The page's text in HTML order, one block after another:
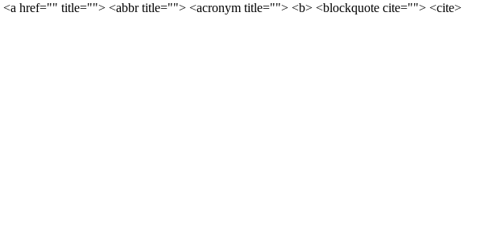
<a href="" title=""> <abbr title=""> <acronym title=""> <b> <blockquote cite=""> <cite>